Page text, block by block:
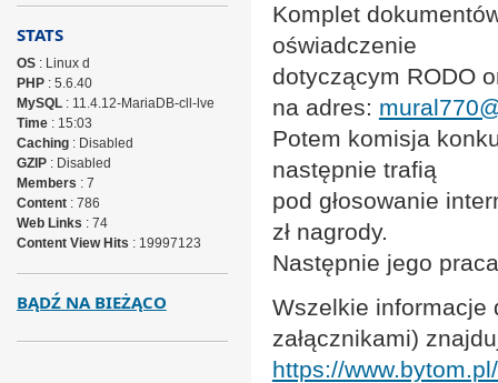
Komplet
oświadczenie
dotyczącym RODO
na adres:
Potem komisja
następnie trafią
pod głosowanie
zł nagrody.
Następnie jego
Wszelkie informacje
załącznikami)
https://
STATS
OS: Linux d
PHP: 5.6.40
MySQL: 11.4.12-MariaDB-cll-lve
Time: 15:03
Caching: Disabled
GZIP: Disabled
Members : 7
Content: 786
Web Links : 74
Content View Hits : 19997123
BĄDŹ NA BIEŻĄCO